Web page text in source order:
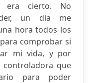
era cierto. No
un dia me
hora todos los
comprobar si
mi vida, y por
que
para poder